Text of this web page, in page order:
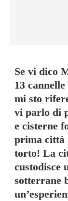
Se vi dico
13
mi sto
vi parlo di
e cisterne
prima città
torto! La
custodisce
sotterrane